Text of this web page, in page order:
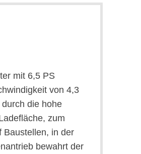
mit 6,5 PS
von 4,3
die hohe
zum
Baustellen, in der
bewahrt der